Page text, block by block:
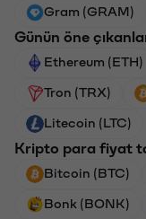
Gram (GRAM)
Günün öne
Ethereum (ETH)
Tron (TRX)
Litecoin (LTC)
Kripto para fiyat
Bitcoin (BTC)
Bonk (BONK)